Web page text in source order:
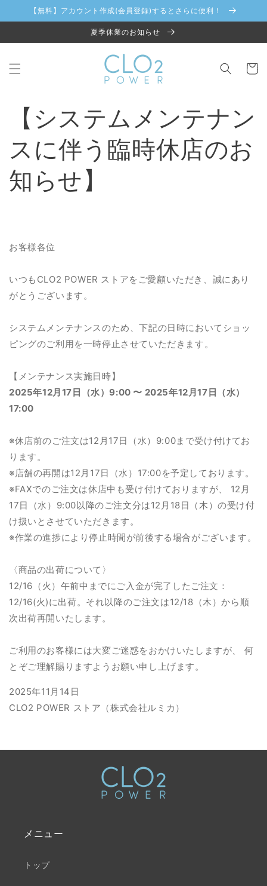
ンツに
進む
【無料】アカウント作成(会員登録)するとさらに便利！
夏季休業のお知らせ
ー
【システムメンテナン
スに伴う臨時休店のお
知らせ】
お客様各位
いつもCLO2 POWER ストアをご愛顧いただき、誠にあり
がとうございます。
システムメンテナンスのため、下記の日時においてショッ
ピングのご利用を一時停止させていただきます。
【メンテナンス実施日時】
2025年12月17日（水）9:00 〜 2025年12月17日（水）
17:00
※休店前のご注文は12月17日（水）9:00まで受け付けてお
ります。
※店舗の再開は12月17日（水）17:00を予定しております。
※FAXでのご注文は休店中も受け付けておりますが、 12月
17日（水）9:00以降のご注文分は12月18日（木）の受け付
け扱いとさせていただきます。
※作業の進捗により停止時間が前後する場合がございます。
〈商品の出荷について〉
12/16（火）午前中までにご入金が完了したご注文：
12/16(火)に出荷。それ以降のご注文は12/18（木）から順
次出荷再開いたします。
ご利用のお客様には大変ご迷惑をおかけいたしますが、 何
とぞご理解賜りますようお願い申し上げます。
2025年11月14日
CLO2 POWER ストア（株式会社ルミカ）
メニュー
トップ